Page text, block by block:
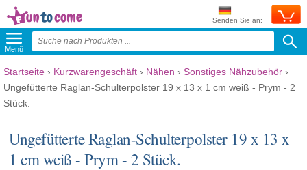
Senden Sie an:
Menü
Startseite › Kurzwarengeschäft › Nähen › Sonstiges Nähzubehör ›
Ungefütterte Raglan-Schulterpolster 19 x 13 x 1 cm weiß - Prym - 2
Stück.
Ungefütterte Raglan-Schulterpolster 19 x 13 x
1 cm weiß - Prym - 2 Stück.